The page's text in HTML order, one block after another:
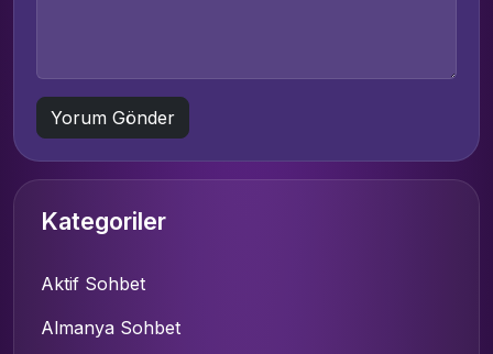
Kategoriler
Aktif Sohbet
Almanya Sohbet